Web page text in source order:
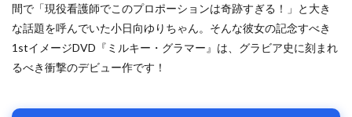
間で「現役看護師でこのプロポーションは奇跡すぎる！」と大き
な話題を呼んでいた小日向ゆりちゃん。そんな彼女の記念すべき
1stイメージDVD『ミルキー・グラマー』は、グラビア史に刻まれ
るべき衝撃のデビュー作です！